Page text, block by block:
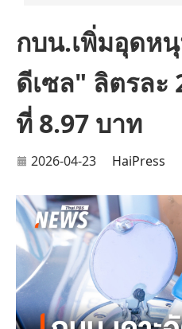
กบน.เพิ่มอุดห
ดีเซล" ลิตรละ
ที่ 8.97 บาท
2026-04-23 HaiPress